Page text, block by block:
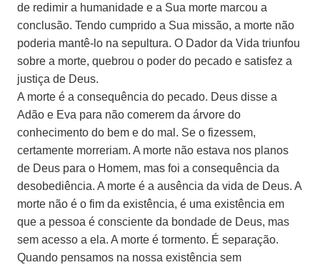
de redimir a humanidade e a Sua morte marcou a
conclusão. Tendo cumprido a Sua missão, a morte não
poderia mantê-lo na sepultura. O Dador da Vida triunfou
sobre a morte, quebrou o poder do pecado e satisfez a
justiça de Deus.
A morte é a consequência do pecado. Deus disse a
Adão e Eva para não comerem da árvore do
conhecimento do bem e do mal. Se o fizessem,
certamente morreriam. A morte não estava nos planos
de Deus para o Homem, mas foi a consequência da
desobediência. A morte é a ausência da vida de Deus. A
morte não é o fim da existência, é uma existência em
que a pessoa é consciente da bondade de Deus, mas
sem acesso a ela. A morte é tormento. É separação.
Quando pensamos na nossa existência sem